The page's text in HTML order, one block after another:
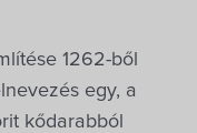
1262-ből
egy, a
kődarabból